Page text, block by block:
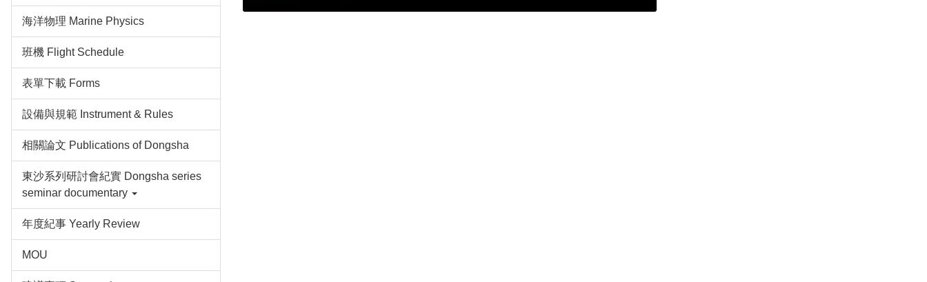
海洋物理 Marine Physics
班機 Flight Schedule
表單下載 Forms
設備與規範 Instrument & Rules
相關論文 Publications of Dongsha
東沙系列研討會紀實 Dongsha series
seminar documentary
年度紀事 Yearly Review
MOU